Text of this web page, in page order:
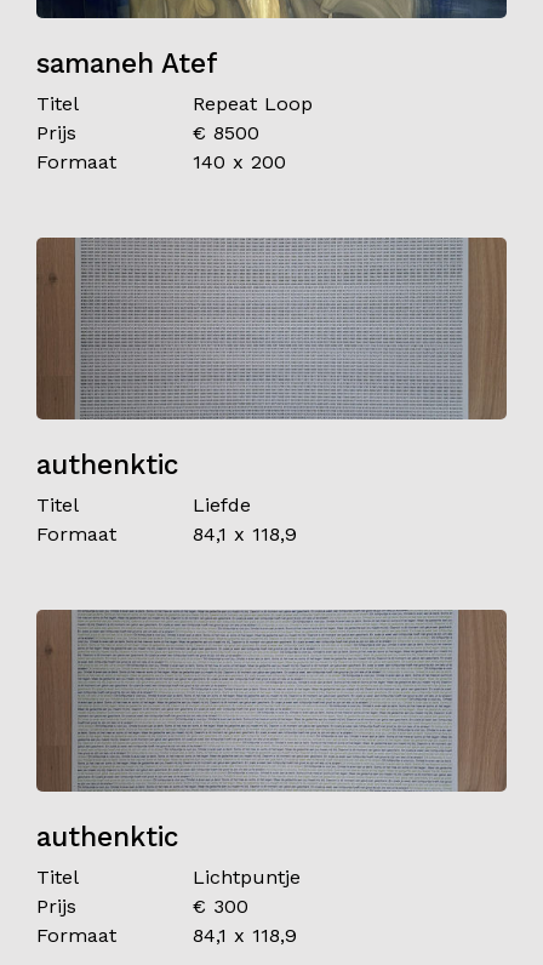
samaneh Atef
Titel
Repeat Loop
Prijs
€ 8500
Formaat
140 x 200
authenktic
Titel
Liefde
Formaat
84,1 x 118,9
authenktic
Titel
Lichtpuntje
Prijs
€ 300
Formaat
84,1 x 118,9